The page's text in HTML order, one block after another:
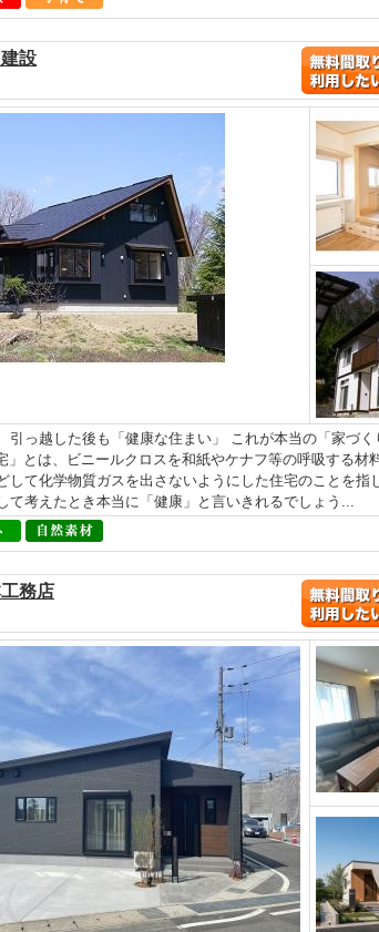
設
引っ越した後も「健康な住まい」 これが本当の「家づ
とは、ビニールクロスを和紙やケナフ等の呼吸する材
して化学物質ガスを出さないようにした住宅のことを指
て考えたとき本当に「健康」と言いきれるでしょう...
務店